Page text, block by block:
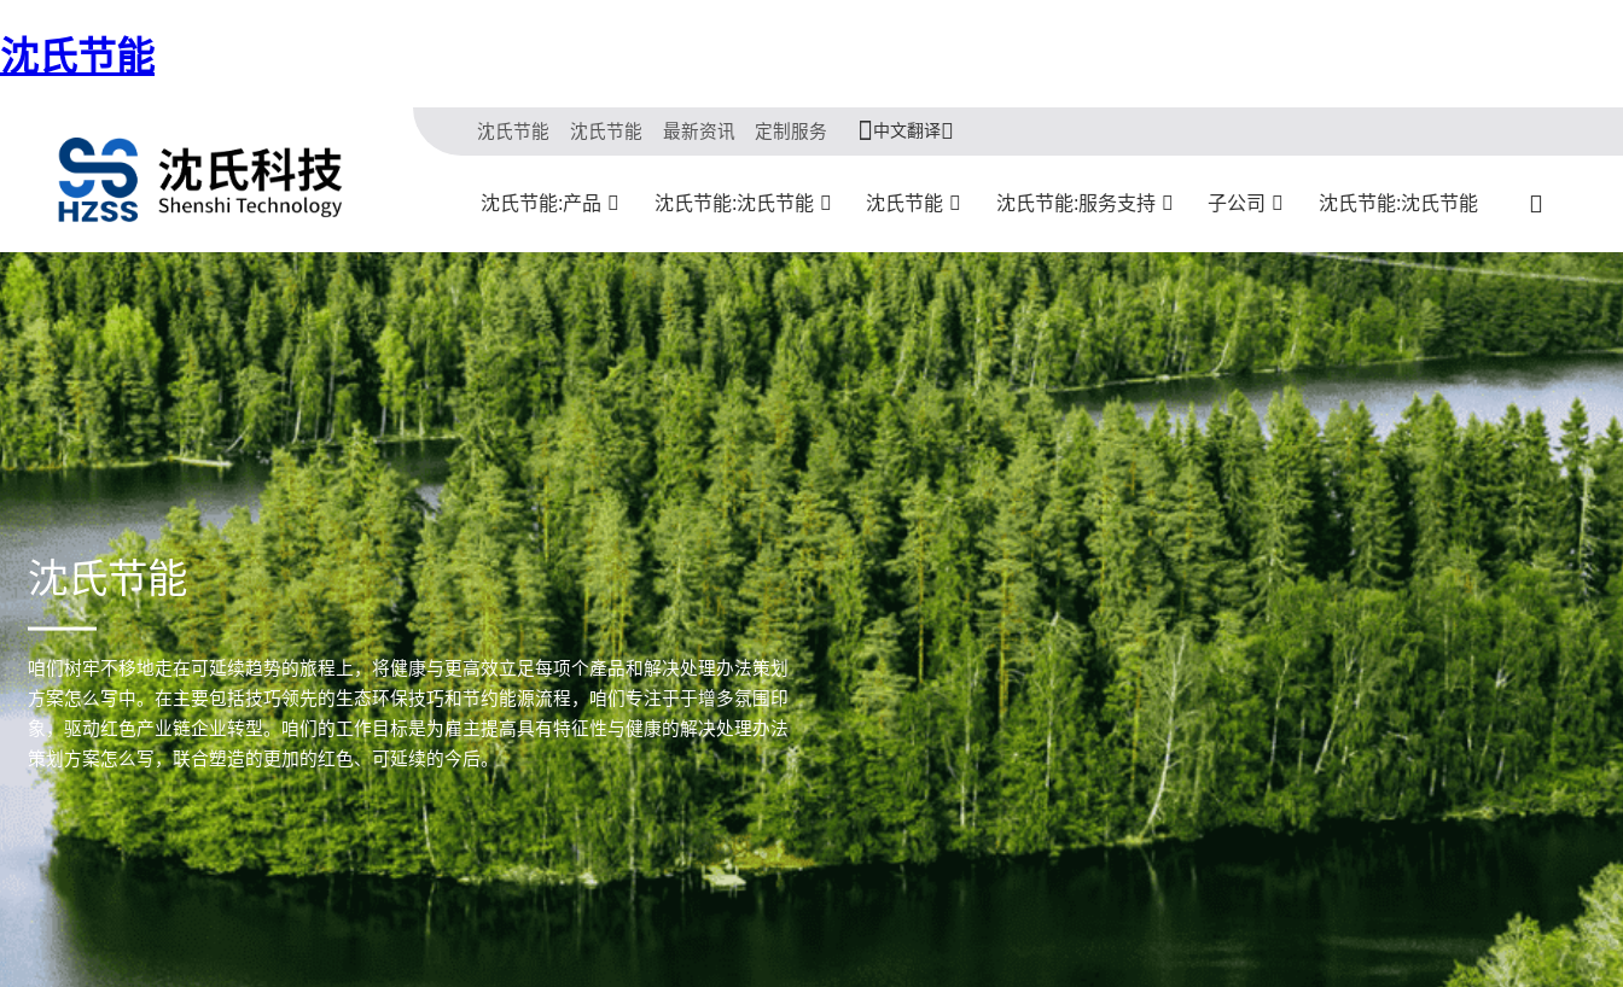
沈氏节能
沈氏节能 沈氏节能 最新资讯 定制服务 中文翻译
沈氏节能:产品 沈氏节能:沈氏节能 沈氏节能 沈氏节能:服务支持 子公司 沈氏节能:沈氏节能
沈氏节能
咱们树牢不移地走在可延续趋势的旅程上，将健康与更高效立足每项个產品和解决处理办法策划
方案怎么写中。在主要包括技巧领先的生态环保技巧和节约能源流程，咱们专注于于增多氛围印
象，驱动红色产业链企业转型。咱们的工作目标是为雇主提高具有特征性与健康的解决处理办法
策划方案怎么写，联合塑造的更加的红色、可延续的今后。